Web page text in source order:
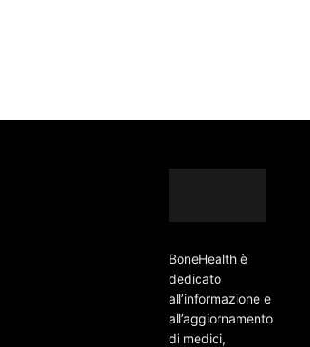
BoneHealth è
dedicato
all’informazione e
all’aggiornamento
di medici,